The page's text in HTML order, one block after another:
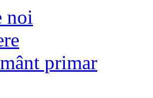
noi
primar